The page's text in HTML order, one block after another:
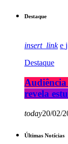
Destaque
insert_link
Destaque
revela
today20/02/
Últimas Notícias